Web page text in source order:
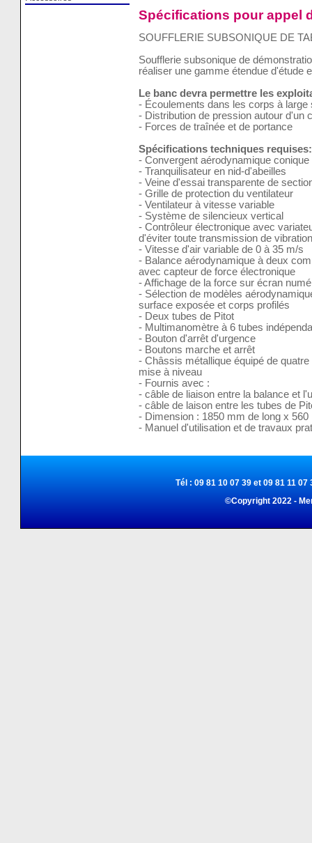
Spécifications pour appel
SOUFFLERIE SUBSONIQUE DE
Soufflerie subsonique de
réaliser une gamme étendue d'étude
Le banc devra permettre les
- Écoulements dans les corps à
- Distribution de pression autour d'un
- Forces de traînée et de portance
Spécifications techniques requises:
- Convergent aérodynamique conique
- Tranquilisateur en nid-d'abeilles
- Veine d'essai transparente de
- Grille de protection du ventilateur
- Ventilateur à vitesse variable
- Système de silencieux vertical
- Contrôleur électronique avec
d'éviter toute transmission de
- Vitesse d'air variable de 0 à 35 m/s
- Balance aérodynamique à deux
avec capteur de force électronique
- Affichage de la force sur écran
- Sélection de modèles
surface exposée et corps profilés
- Deux tubes de Pitot
- Multimanomètre à 6 tubes
- Bouton d'arrêt d'urgence
- Boutons marche et arrêt
- Châssis métallique équipé de
mise à niveau
- Fournis avec :
- câble de liaison entre la balance et
- câble de laison entre les tubes de
- Dimension : 1850 mm de long x
- Manuel d'utilisation et de travaux
Tél : 09 81 10 07 39 et 09 81 11
©Copyright 2022 -